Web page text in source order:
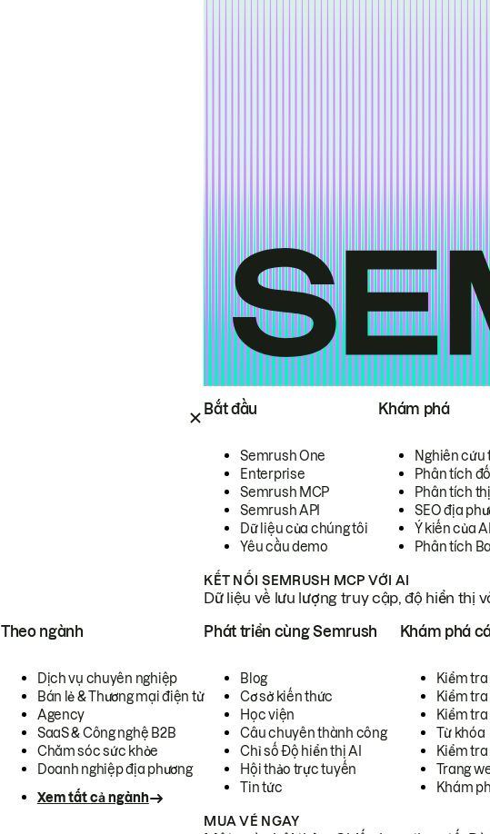
Bắt đầu
Semrush One
Enterprise
Semrush MCP
Semrush API
Dữ liệu của chúng tôi
Yêu cầu demo
Khám phá
Nghiên cứu
Phân tích
Phân tích
SEO địa
Ý kiến của
Phân tích
KẾT NỐI SEMRUSH MCP VỚI AI
Dữ liệu về lưu lượng truy cập, độ hiển thị
Theo ngành
Dịch vụ chuyên nghiệp
Bán lẻ & Thương mại điện tử
Agency
SaaS & Công nghệ B2B
Chăm sóc sức khỏe
Doanh nghiệp địa phương
Xem tất cả ngành
Phát triển cùng Semrush
Blog
Cơ sở kiến thức
Học viện
Câu chuyên thành công
Chỉ số Độ hiển thị AI
Hội thảo trực tuyến
Tin tức
Khám phá
Kiểm
Kiểm tra
Kiểm
Từ khóa
Kiểm
Trang
Khám
MUA VÉ NGAY